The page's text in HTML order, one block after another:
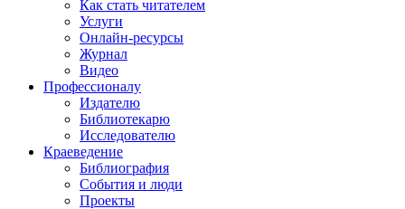
Как стать читателем
Услуги
Онлайн-ресурсы
Журнал
Видео
Профессионалу
Издателю
Библиотекарю
Исследователю
Краеведение
Библиография
События и люди
Проекты